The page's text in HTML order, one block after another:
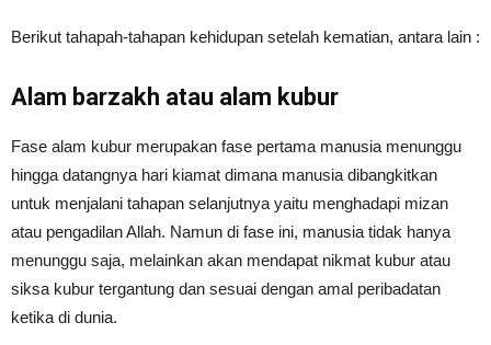
Berikut tahapah-tahapan kehidupan setelah kematian, antara lain :
Alam barzakh atau alam kubur
Fase alam kubur merupakan fase pertama manusia menunggu
hingga datangnya hari kiamat dimana manusia dibangkitkan
untuk menjalani tahapan selanjutnya yaitu menghadapi mizan
atau pengadilan Allah. Namun di fase ini, manusia tidak hanya
menunggu saja, melainkan akan mendapat nikmat kubur atau
siksa kubur tergantung dan sesuai dengan amal peribadatan
ketika di dunia.